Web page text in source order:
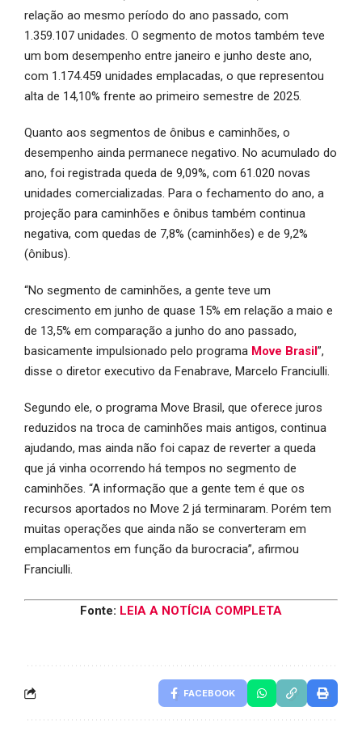
relação ao mesmo período do ano passado, com
1.359.107 unidades. O segmento de motos também teve
um bom desempenho entre janeiro e junho deste ano,
com 1.174.459 unidades emplacadas, o que representou
alta de 14,10% frente ao primeiro semestre de 2025.
Quanto aos segmentos de ônibus e caminhões, o
desempenho ainda permanece negativo. No acumulado do
ano, foi registrada queda de 9,09%, com 61.020 novas
unidades comercializadas. Para o fechamento do ano, a
projeção para caminhões e ônibus também continua
negativa, com quedas de 7,8% (caminhões) e de 9,2%
(ônibus).
“No segmento de caminhões, a gente teve um
crescimento em junho de quase 15% em relação a maio e
de 13,5% em comparação a junho do ano passado,
basicamente impulsionado pelo programa Move Brasil ”,
disse o diretor executivo da Fenabrave, Marcelo Franciulli.
Segundo ele, o programa Move Brasil, que oferece juros
reduzidos na troca de caminhões mais antigos, continua
ajudando, mas ainda não foi capaz de reverter a queda
que já vinha ocorrendo há tempos no segmento de
caminhões. “A informação que a gente tem é que os
recursos aportados no Move 2 já terminaram. Porém tem
muitas operações que ainda não se converteram em
emplacamentos em função da burocracia”, afirmou
Franciulli.
Fonte: LEIA A NOTÍCIA COMPLETA
FACEBOOK